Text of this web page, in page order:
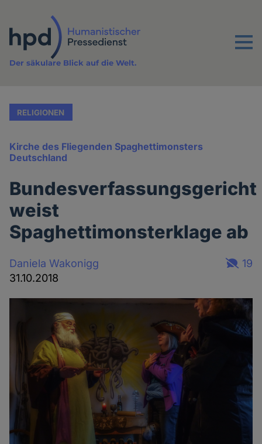
Inhalt
Menu
Der säkulare Blick auf die Welt.
RELIGIONEN
Kirche des Fliegenden Spaghettimonsters
Deutschland
Bundesverfassungsgericht
weist
Spaghettimonsterklage ab
Daniela Wakonigg
31.10.2018
19